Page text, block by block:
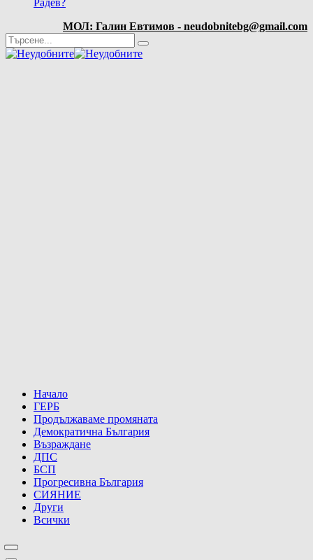
МОЛ: Галин Евтимов - neudobnitebg@gmail.com
Начало
ГЕРБ
Продължаваме промяната
Демократична България
Възраждане
ДПС
БСП
Прогресивна България
СИЯНИЕ
Други
Всички